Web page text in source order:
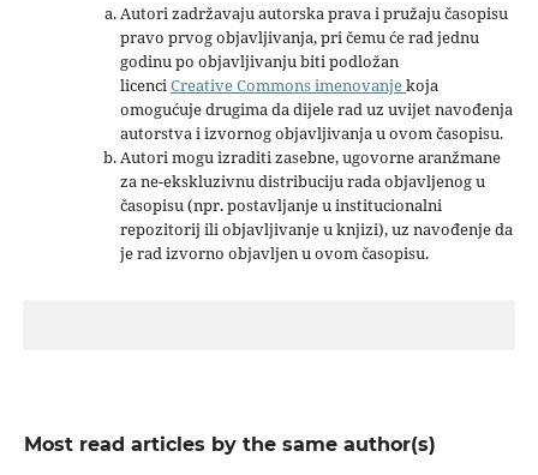
Autori zadržavaju autorska prava i pružaju časopisu
pravo prvog objavljivanja, pri čemu će rad jednu
godinu po objavljivanju biti podložan
licenciCreative Commons imenovanjekoja
omogućuje drugima da dijele rad uz uvijet navođenja
autorstva i izvornog objavljivanja u ovom časopisu.
Autori mogu izraditi zasebne, ugovorne aranžmane
za ne-ekskluzivnu distribuciju rada objavljenog u
časopisu (npr. postavljanje u institucionalni
repozitorij ili objavljivanje u knjizi), uz navođenje da
je rad izvorno objavljen u ovom časopisu.
Most read articles by the same author(s)